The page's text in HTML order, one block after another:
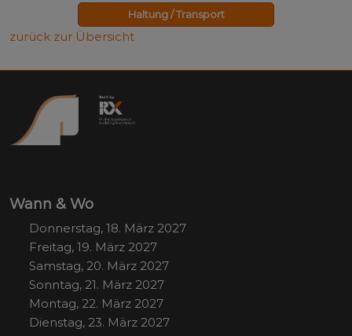
Haltung / Transport
zurück zur Übersicht
Wann & Wo
Donnerstag, 18. März 2027
Freitag, 19. März 2027
Samstag, 20. März 2027
Sonntag, 21. März 2027
Montag, 22. März 2027
Dienstag, 23. März 2027